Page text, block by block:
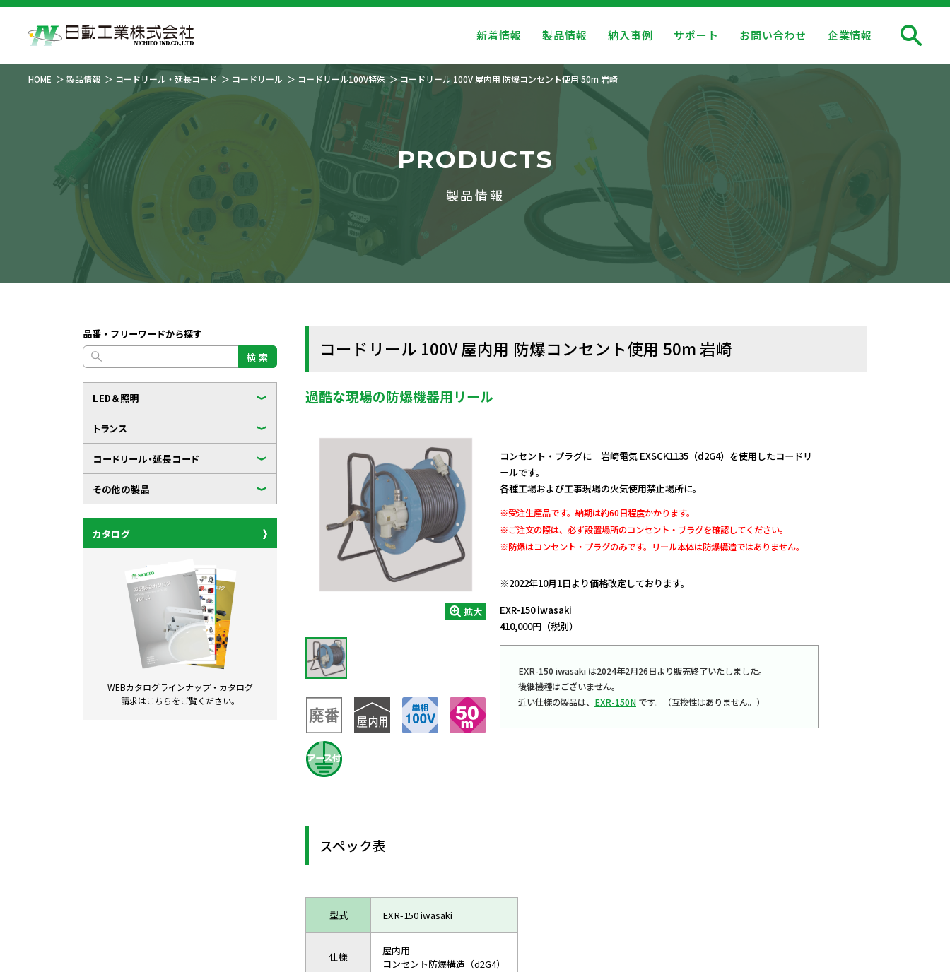
新着情報 製品情報 納入事例 サポート お問い合わせ 企業情報
HOME 製品情報 コードリール・延長コード コードリール コードリール100V特殊 コードリール 100V 屋内用 防爆コンセント使用 50m 岩崎
PRODUCTS
製品情報
品番・フリーワードから探す
検 索
LED＆照明
トランス
コードリール・延長コード
その他の製品
カタログ
WEBカタログラインナップ・ カタログ
請求はこちらをご覧ください。
コードリール 100V 屋内用 防爆コンセント使用 50m 岩崎
過酷な現場の防爆機器用リール
拡大
コンセント・プラグに 岩崎電気 EXSCK1135（d2G4）を使用したコードリ
ールです。
各種工場および工事現場の火気使用禁止場所に。
※受注生産品です。納期は約60日程度かかります。
※ご注文の際は、必ず設置場所のコンセント・プラグを確認してください。
※防爆はコンセント・プラグのみです。リール本体は防爆構造ではありません。
※2022年10月1日より価格改定しております。
EXR-150 iwasaki
410,000円（税別）
EXR-150 iwasaki は2024年2月26日より販売終了いたしました。
後継機種はございません。
近い仕様の製品は、 EXR-150Nです。（互換性はありません。）
スペック表
型式 EXR-150 iwasaki
仕様
屋内用
コンセント防爆構造（d2G4）